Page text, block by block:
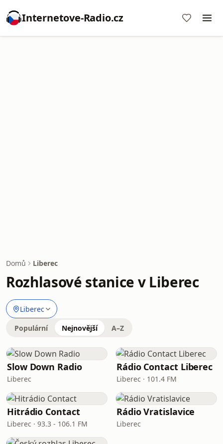
Internetove-Radio.cz
Domů Liberec
Rozhlasové stanice v Liberec
Liberec
Populární Nejnovější A–Z
Slow Down Radio
Liberec
Rádio Contact Liberec
Liberec · 101.4 FM
Hitrádio Contact
Liberec · 93.3 - 106.1 FM
Rádio Vratislavice
Liberec